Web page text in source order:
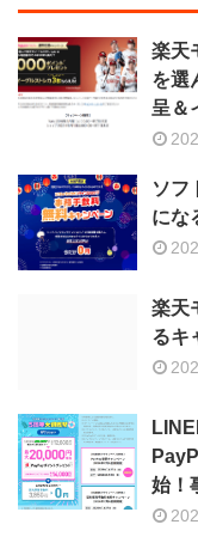
楽天
を選
呈＆
ソフ
にな
楽天
るキ
始！